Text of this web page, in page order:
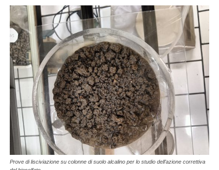
Prove di lisciviazione su colonne di suolo alcalino per lo studio dell’azione correttiva